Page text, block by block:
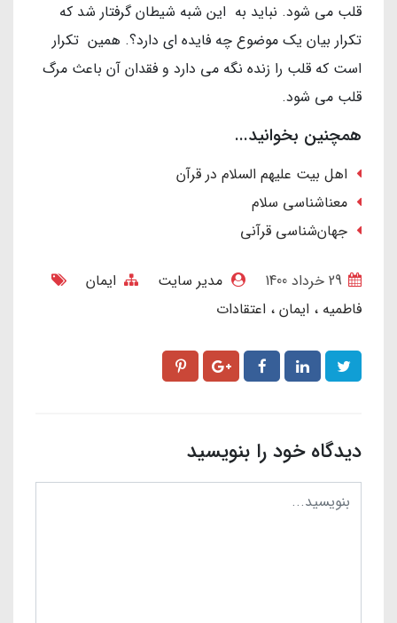
قلب می شود. نباید به این شبه شیطان گرفتار شد که
تکرار بیان یک موضوع چه فایده ای دارد؟. همین تکرار
است که قلب را زنده نگه می دارد و فقدان آن باعث مرگ
قلب می شود.
همچنین بخوانید...
اهل بیت علیهم السلام در قرآن
معناشناسی سلام
جهان‌شناسی قرآنی
مدیر سایت
ایمان
فاطمیه
ایمان اعتقادات
دیدگاه خود را بنویسید